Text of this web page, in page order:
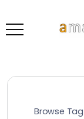
Browse Tag